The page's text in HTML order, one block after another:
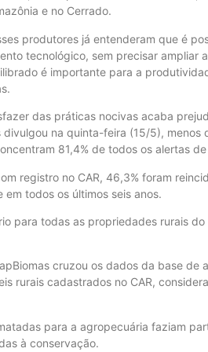
e no Cerrado.
produtores já entenderam que é
tecnológico, sem precisar ampliar
é importante para a
das práticas nocivas acaba
na quinta-feira (15/5), menos
81,4% de todos os alertas
registro no CAR, 46,3% foram
todos os últimos seis anos.
para todas as propriedades rurais
cruzou os dados da base de
rurais cadastrados no CAR,
para a agropecuária faziam
à conservação.